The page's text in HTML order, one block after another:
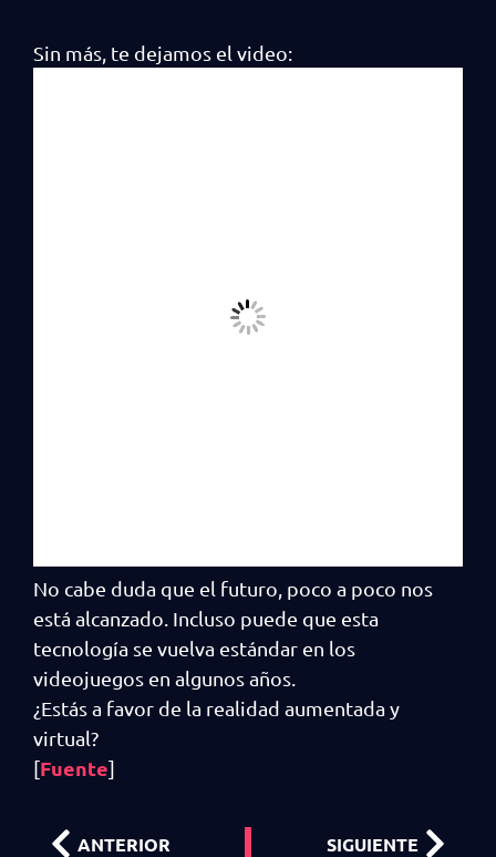
Sin más, te dejamos el video:
No cabe duda que el futuro, poco a poco nos
está alcanzado. Incluso puede que esta
tecnología se vuelva estándar en los
videojuegos en algunos años.
¿Estás a favor de la realidad aumentada y
virtual?
[Fuente]
ANTERIOR SIGUIENTE